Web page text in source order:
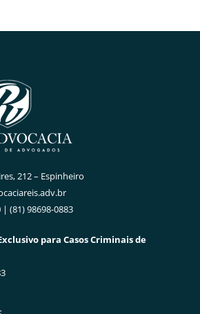
212 – Espinheiro
| (81) 98698-0883
para Casos Criminais de